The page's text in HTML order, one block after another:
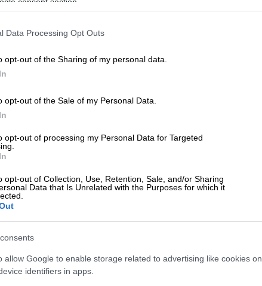
Data Processing Opt Outs
opt-out of the Sharing of my personal data.
opt-out of the Sale of my Personal Data.
opt-out of processing my Personal Data for Targeted
opt-out of Collection, Use, Retention, Sale, and/or Sharing
Data that Is Unrelated with the Purposes for which it
allow Google to enable storage related to advertising like cookies on
identifiers in apps.
Εργασίας, συμφωνήθηκε ο
και όποιες άλλες νόμιμες
έξοδα θεραπείας του»,
του εργαζόμενου, ωστόσο,
έχει τακτοποιηθείόσον αφορά τα
του
ότι είναι ο ίδιος, ήτανπολύ
γίνει μέσα στην εβδομάδα αυτήν που
σημείωσε
είχε πει στους προϊσταμένους του ότι
εκείνοι επέμεναν. «Του είπαν να